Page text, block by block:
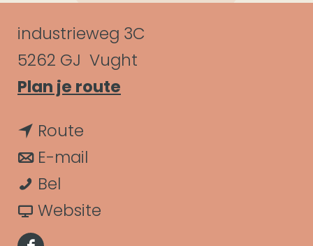
C
o
n
t
a
c
t
industrieweg 3C
5262 GJ Vught
Plan je route
Route
a
r
E-mail
a
Bel
o
Website